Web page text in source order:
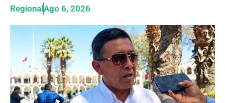
Regional Ago 6, 2026